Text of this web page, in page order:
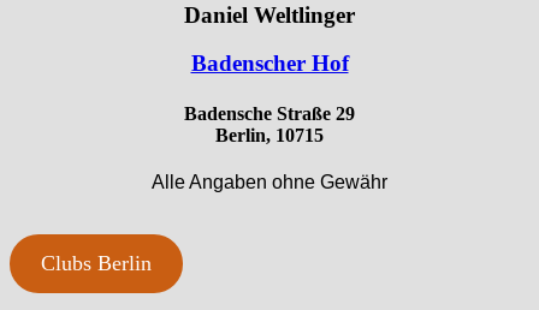
Daniel Weltlinger
Badenscher Hof
Badensche Straße 29
Berlin, 10715
Alle Angaben ohne Gewähr
Clubs Berlin